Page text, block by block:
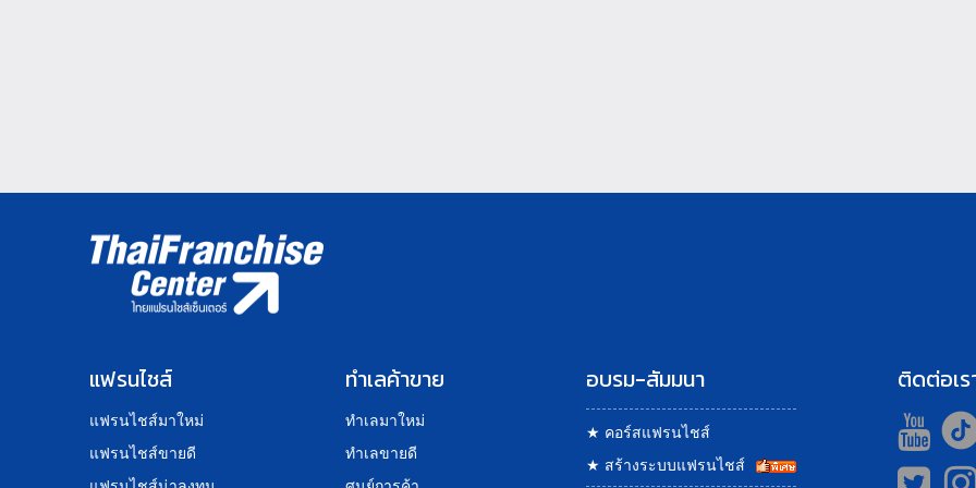
แฟรนไชส์
แฟรนไชส์มาใหม่
แฟรนไชส์ขายดี
ทำเลค้าขาย
ทำเลมาใหม่
ทำเลขายดี
อบรม-สัมมนา
★ คอร์สแฟรนไชส์
★ สร้างระบบแฟรนไชส์
ติดต่อเร